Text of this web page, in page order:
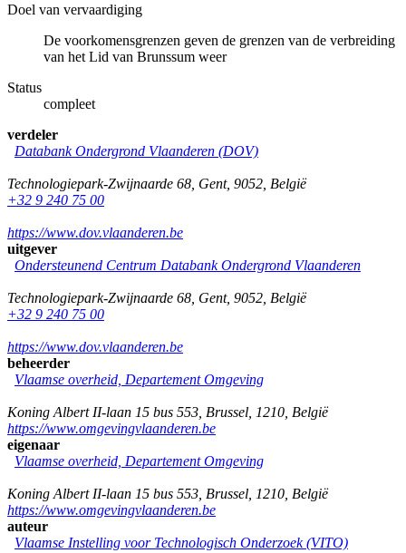
Doel van vervaardiging
De voorkomensgrenzen geven de grenzen van de verbreiding
van het Lid van Brunssum weer
Status
compleet
verdeler
Databank Ondergrond Vlaanderen (DOV)
Technologiepark-Zwijnaarde 68 Gent, 9052 België
+32 9 240 75 00
https://www.dov.vlaanderen.be
uitgever
Ondersteunend Centrum Databank Ondergrond Vlaanderen
Technologiepark-Zwijnaarde 68 Gent, 9052 België
+32 9 240 75 00
https://www.dov.vlaanderen.be
beheerder
Vlaamse overheid, Departement Omgeving
Koning Albert II-laan 15 bus 553 Brussel 1210 België
https://www.omgevingvlaanderen.be
eigenaar
Vlaamse overheid, Departement Omgeving
Koning Albert II-laan 15 bus 553 Brussel 1210 België
https://www.omgevingvlaanderen.be
auteur
Vlaamse Instelling voor Technologisch Onderzoek (VITO)